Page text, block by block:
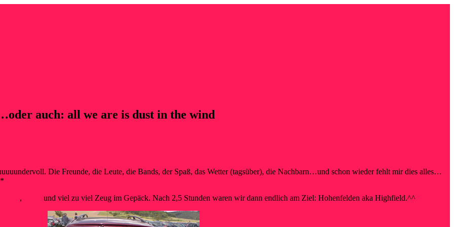
auch: all we are is dust in the wind
Die Freunde, die Leute, die Bands, der Spaß, das Wetter (tagsüber), die Nachbarn…und schon wieder fehlt mir dies alles…
, und viel zu viel Zeug im Gepäck. Nach 2,5 Stunden waren wir dann endlich am Ziel: Hohenfelden aka Highfield.^^